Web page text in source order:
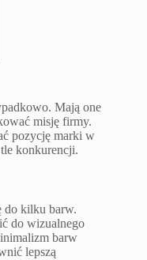
Mają one
misję firmy.
pozycję marki w
konkurencji.
do kilku barw.
do wizualnego
barw
lepszą